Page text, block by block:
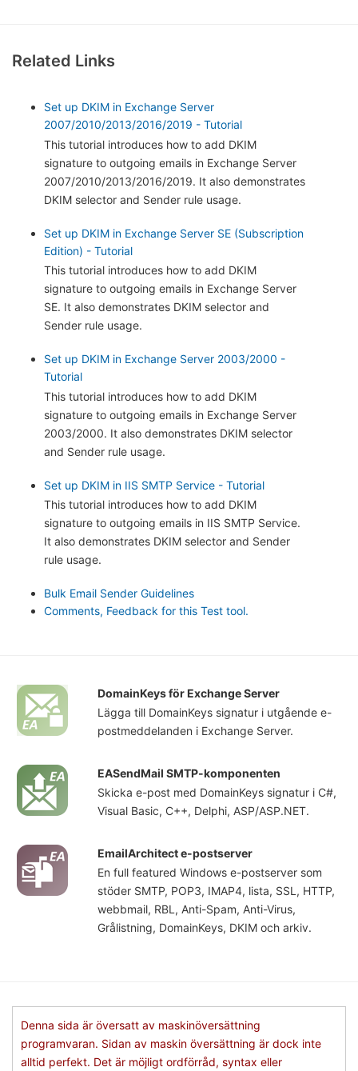
Related Links
Set up DKIM in Exchange Server
2007/2010/2013/2016/2019 - Tutorial
This tutorial introduces how to add DKIM
signature to outgoing emails in Exchange Server
2007/2010/2013/2016/2019. It also demonstrates
DKIM selector and Sender rule usage.
Set up DKIM in Exchange Server SE (Subscription
Edition) - Tutorial
This tutorial introduces how to add DKIM
signature to outgoing emails in Exchange Server
SE. It also demonstrates DKIM selector and
Sender rule usage.
Set up DKIM in Exchange Server 2003/2000 -
Tutorial
This tutorial introduces how to add DKIM
signature to outgoing emails in Exchange Server
2003/2000. It also demonstrates DKIM selector
and Sender rule usage.
Set up DKIM in IIS SMTP Service - Tutorial
This tutorial introduces how to add DKIM
signature to outgoing emails in IIS SMTP Service.
It also demonstrates DKIM selector and Sender
rule usage.
Bulk Email Sender Guidelines
Comments, Feedback for this Test tool.
DomainKeys för Exchange Server
Lägga till DomainKeys signatur i utgående e-
postmeddelanden i Exchange Server.
EASendMail SMTP-komponenten
Skicka e-post med DomainKeys signatur i C#,
Visual Basic, C++, Delphi, ASP/ASP.NET.
EmailArchitect e-postserver
En full featured Windows e-postserver som
stöder SMTP, POP3, IMAP4, lista, SSL, HTTP,
webbmail, RBL, Anti-Spam, Anti-Virus,
Grålistning, DomainKeys, DKIM och arkiv.
Denna sida är översatt av maskinöversättning
programvaran. Sidan av maskin översättning är dock inte
alltid perfekt. Det är möjligt ordförråd, syntax eller